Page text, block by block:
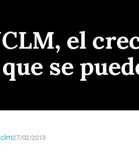
el
se
27/02/2013